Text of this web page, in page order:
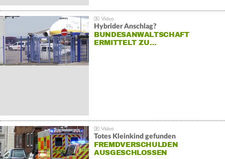
Hybrider Anschlag?
BUNDESANWALTSCHAFT
ERMITTELT ZU…
Totes Kleinkind gefunden
FREMDVERSCHULDEN
AUSGESCHLOSSEN